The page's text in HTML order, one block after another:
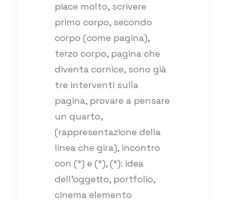
piace molto, scrivere
primo corpo, secondo
corpo (come pagina),
terzo corpo, pagina che
diventa cornice, sono già
tre interventi sulla
pagina, provare a pensare
un quarto,
(rappresentazione della
linea che gira), incontro
con (°) e (°), (°): idea
dell’oggetto, portfolio,
cinema elemento